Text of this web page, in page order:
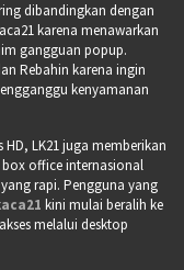
dibandingkan dengan
karena menawarkan
gangguan popup.
Rebahin karena ingin
kenyamanan
LK21 juga memberikan
office internasional
rapi. Pengguna yang
kini mulai beralih ke
melalui desktop